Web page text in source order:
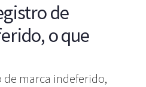
de
o que
de marca indeferido,